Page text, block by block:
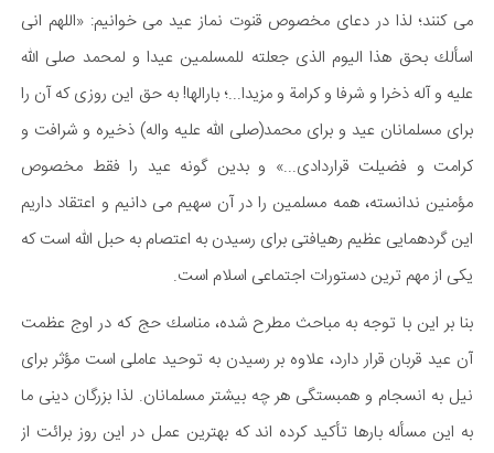
می كنند؛ لذا در دعای مخصوص قنوت نماز عید می خوانیم: «اللهم انی
اسألك بحق هذا الیوم الذی جعلته للمسلمین عیدا و لمحمد صلی الله
علیه و آله ذخرا و شرفا و كرامة و مزیدا...؛ بارالها! به حق این روزی كه آن را
برای مسلمانان عید و برای محمد(صلی الله علیه واله) ذخیره و شرافت و
كرامت و فضیلت قراردادی...» و بدین گونه عید را فقط مخصوص
مؤمنین ندانسته، همه مسلمین را در آن سهیم می دانیم و اعتقاد داریم
این گردهمایی عظیم رهیافتی برای رسیدن به اعتصام به حبل الله است كه
یكی از مهم ترین دستورات اجتماعی اسلام است.
بنا بر این با توجه به مباحث مطرح شده، مناسك حج كه در اوج عظمت
آن عید قربان قرار دارد، علاوه بر رسیدن به توحید عاملی است مؤثر برای
نیل به انسجام و همبستگی هر چه بیشتر مسلمانان. لذا بزرگان دینی ما
به این مسأله بارها تأكید كرده اند كه بهترین عمل در این روز برائت از